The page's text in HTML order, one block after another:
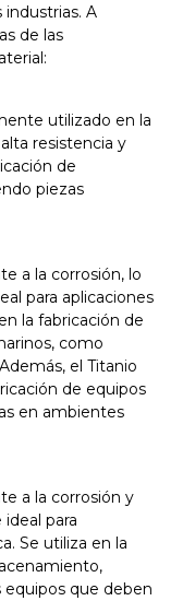
industrias. A
de las
utilizado en la
resistencia y
de
piezas
a la corrosión, lo
para aplicaciones
la fabricación de
como
el Titanio
de equipos
en ambientes
a la corrosión y
para
Se utiliza en la
que deben